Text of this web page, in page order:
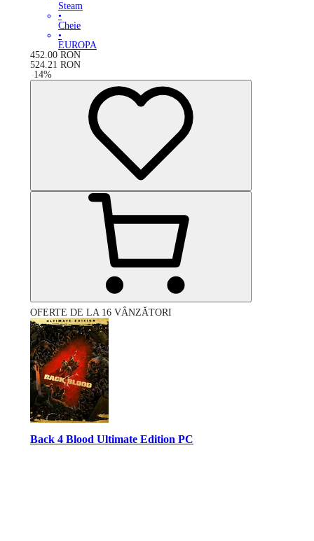
Steam
•
Cheie
•
EUROPA
452.00 RON
524.21 RON
-14%
OFERTE DE LA 16 VÂNZĂTORI
Back 4 Blood Ultimate Edition PC